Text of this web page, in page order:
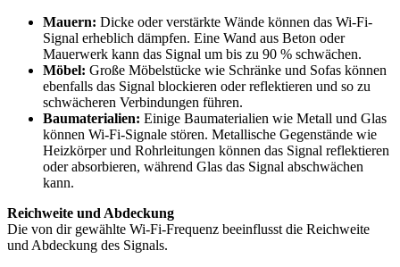
Mauern: Dicke oder verstärkte Wände können das Wi-Fi-
Signal erheblich dämpfen. Eine Wand aus Beton oder
Mauerwerk kann das Signal um bis zu 90 % schwächen.
Möbel: Große Möbelstücke wie Schränke und Sofas können
ebenfalls das Signal blockieren oder reflektieren und so zu
schwächeren Verbindungen führen.
Baumaterialien: Einige Baumaterialien wie Metall und Glas
können Wi-Fi-Signale stören. Metallische Gegenstände wie
Heizkörper und Rohrleitungen können das Signal reflektieren
oder absorbieren, während Glas das Signal abschwächen
kann.
Reichweite und Abdeckung
Die von dir gewählte Wi-Fi-Frequenz beeinflusst die Reichweite
und Abdeckung des Signals.